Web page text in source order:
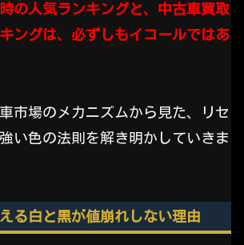
の人気ランキングと、中古車買取
ングは、必ずしもイコールではあ
市場のメカニズムから見た、リセ
い色の法則を解き明かしていきま
る白と黒が値崩れしない理由